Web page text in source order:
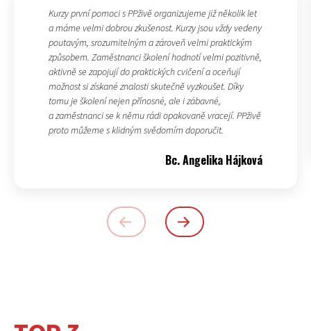
Kurzy první pomoci s PPživě organizujeme již několik let
a máme velmi dobrou zkušenost. Kurzy jsou vždy vedeny
poutavým, srozumitelným a zároveň velmi praktickým
způsobem. Zaměstnanci školení hodnotí velmi pozitivně,
aktivně se zapojují do praktických cvičení a oceňují
možnost si získané znalosti skutečně vyzkoušet. Díky
tomu je školení nejen přínosné, ale i zábavné,
a zaměstnanci se k němu rádi opakovaně vracejí. PPživě
proto můžeme s klidným svědomím doporučit.
Bc. Angelika Hájková